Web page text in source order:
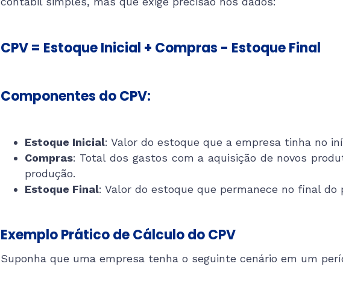
CPV = Estoque Inicial + Compras - Estoque Final
Componentes do CPV:
Estoque Inicial: Valor do estoque que a empresa tinha no
Compras: Total dos gastos com a aquisição de novos
produção.
Estoque Final: Valor do estoque que permanece no final do
Exemplo Prático de Cálculo do CPV
Suponha que uma empresa tenha o seguinte cenário em um